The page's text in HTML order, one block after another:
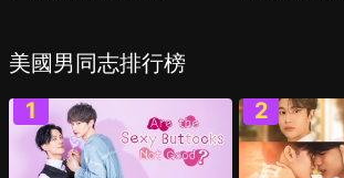
美國男同志排行榜